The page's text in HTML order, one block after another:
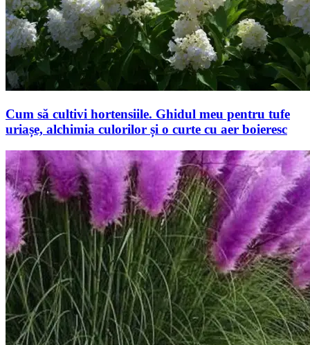
Cum să cultivi hortensiile. Ghidul meu pentru tufe
uriașe, alchimia culorilor și o curte cu aer boieresc